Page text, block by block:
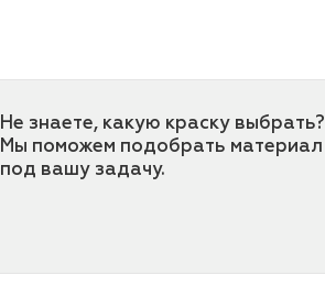
Не знаете, какую краску выбрать?
Мы поможем подобрать материал
под вашу задачу.